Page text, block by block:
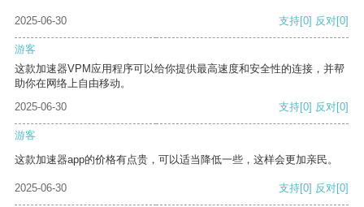
2025-06-30 支持[0] 反对[0]
游客
这款加速器VPM应用程序可以给你提供最高速度和安全性的连接，并帮
助你在网络上自由移动。
2025-06-30
支持[0] 反对[0]
游客
这款加速器app的价格有点贵，可以适当降低一些，这样会更加亲民。
2025-06-30 支持[0] 反对[0]